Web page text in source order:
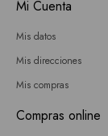
Mi Cuenta
Mis datos
Mis direcciones
Mis compras
Compras online